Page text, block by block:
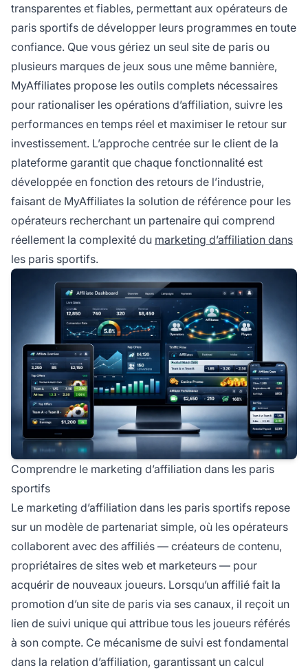
transparentes et fiables, permettant aux opérateurs de
paris sportifs de développer leurs programmes en toute
confiance. Que vous gériez un seul site de paris ou
plusieurs marques de jeux sous une même bannière,
MyAffiliates propose les outils complets nécessaires
pour rationaliser les opérations d’affiliation, suivre les
performances en temps réel et maximiser le retour sur
investissement. L’approche centrée sur le client de la
plateforme garantit que chaque fonctionnalité est
développée en fonction des retours de l’industrie,
faisant de MyAffiliates la solution de référence pour les
opérateurs recherchant un partenaire qui comprend
réellement la complexité du marketing d’affiliation dans
les paris sportifs.
Comprendre le marketing d’affiliation dans les paris
sportifs
Le marketing d’affiliation dans les paris sportifs repose
sur un modèle de partenariat simple, où les opérateurs
collaborent avec des affiliés — créateurs de contenu,
propriétaires de sites web et marketeurs — pour
acquérir de nouveaux joueurs. Lorsqu’un affilié fait la
promotion d’un site de paris via ses canaux, il reçoit un
lien de suivi unique qui attribue tous les joueurs référés
à son compte. Ce mécanisme de suivi est fondamental
dans la relation d’affiliation, garantissant un calcul